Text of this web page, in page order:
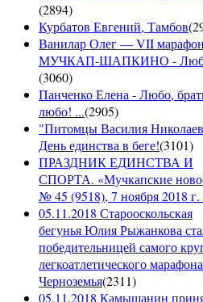
(2894)
Курбатов Евгений, Тамбов(
Ванилар Олег — VII марафон
МУЧКАП-ШАПКИНО -
(3060)
Панченко Елена - Любо,
любо! ...(2905)
"Питомцы Василия
День единства в беге!(3101)
ПРАЗДНИК ЕДИНСТВА И
СПОРТА. «Мучкапские
№ 45 (9518), 7 ноября 2018 г.
05.11.2018 Старооскольская
бегунья Юлия Рыжанкова
победительницей самого
легкоатлетического марафона
Черноземья(2311)
05.11.2018 Камышанин